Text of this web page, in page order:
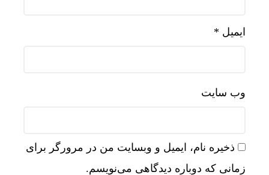
ایمیل *
وب‌ سایت
ذخیره نام، ایمیل و وبسایت من در مرورگر برای
زمانی که دوباره دیدگاهی می‌نویسم.